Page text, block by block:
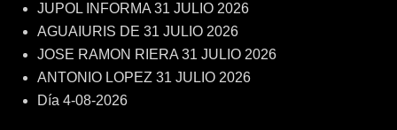
JUPOL INFORMA 31 JULIO 2026
AGUAIURIS DE 31 JULIO 2026
JOSE RAMON RIERA 31 JULIO 2026
ANTONIO LOPEZ 31 JULIO 2026
Día 4-08-2026